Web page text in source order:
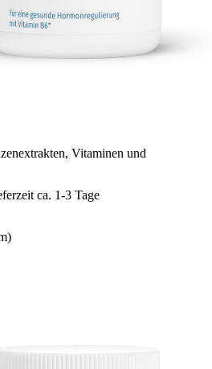
Vitaminen und
ca. 1-3 Tage